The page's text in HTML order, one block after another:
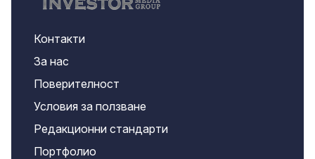
Контакти
За нас
Поверителност
Условия за ползване
Редакционни стандарти
Портфолио